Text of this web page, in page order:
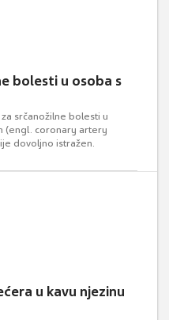
bolesti u osoba s
srčanožilne bolesti u
(engl. coronary artery
dovoljno istražen.
u kavu njezinu